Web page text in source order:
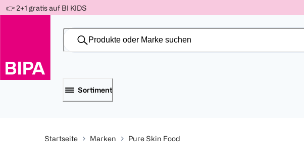
-10%
Für
150 Ös
-15%
Für
300 Ös
-20%
Für
500 Ös
Weiter
zum
👉 2+1 gratis auf BI KIDS
Sortiment
Startseite Marken Pure Skin Food